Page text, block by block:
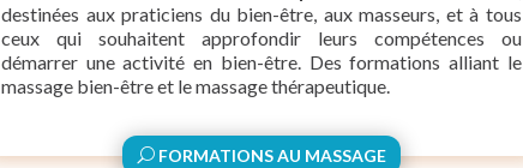
destinées aux praticiens du bien-être, aux masseurs, et à tous
ceux qui souhaitent approfondir leurs compétences ou
démarrer une activité en bien-être. Des formations alliant le
massage bien-être et le massage thérapeutique.
FORMATIONS AU MASSAGE